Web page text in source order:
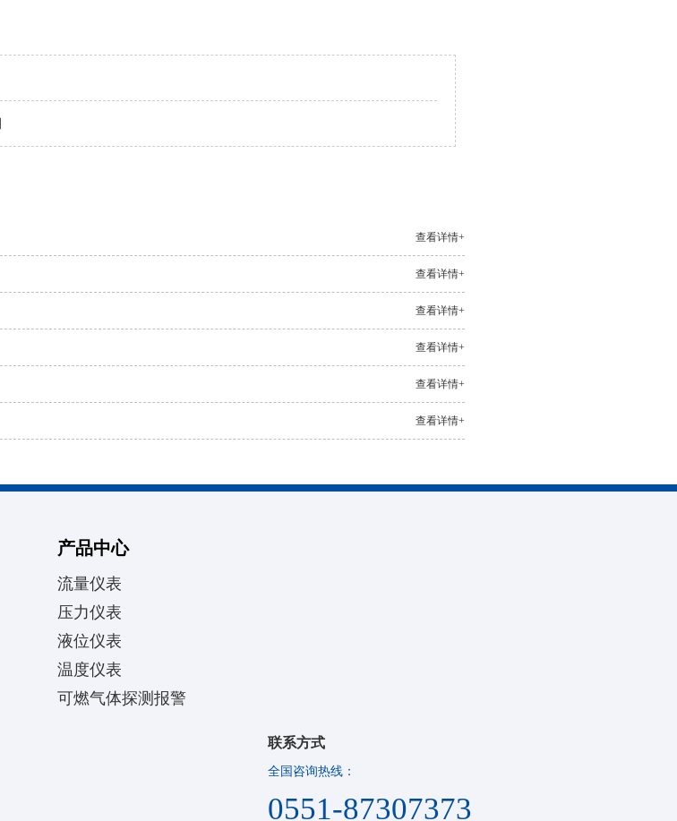
查看详情+
查看详情+
查看详情+
查看详情+
查看详情+
查看详情+
产品中心
流量仪表
压力仪表
液位仪表
温度仪表
可燃气体探测报警
联系方式
全国咨询热线：
0551-87307373